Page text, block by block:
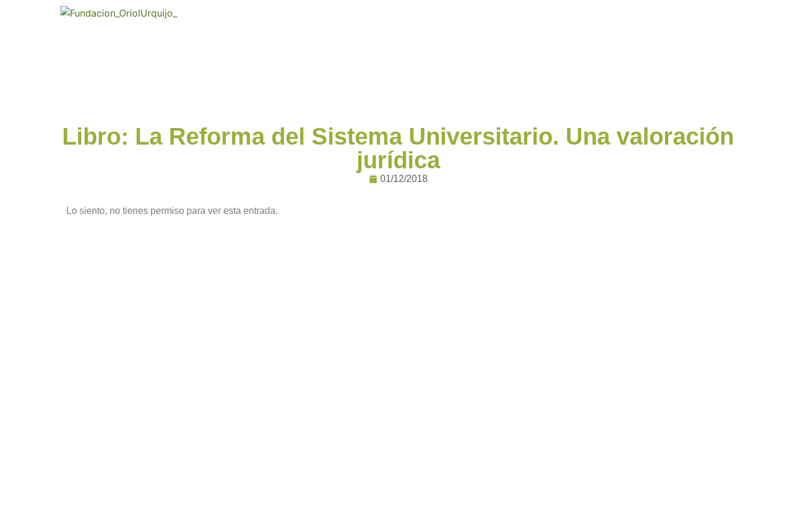
Libro: La Reforma del Sistema Universitario. Una valoración
jurídica
01/12/2018
Lo siento, no tienes permiso para ver esta entrada.